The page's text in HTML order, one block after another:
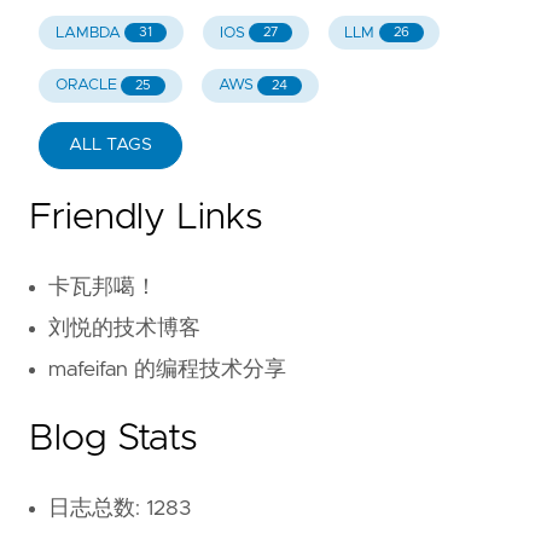
LAMBDA 31 IOS 27 LLM 26
ORACLE 25 AWS 24
ALL TAGS
Friendly Links
卡瓦邦噶！
刘悦的技术博客
mafeifan 的编程技术分享
Blog Stats
日志总数: 1283